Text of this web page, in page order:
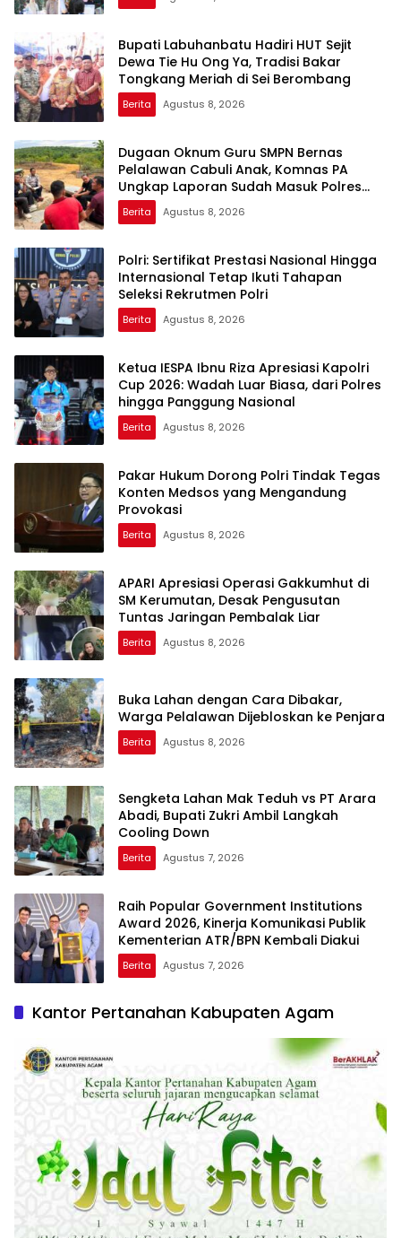
Bupati Labuhanbatu Hadiri HUT Sejit
Dewa Tie Hu Ong Ya, Tradisi Bakar
Tongkang Meriah di Sei Berombang
Berita Agustus 8, 2026
Dugaan Oknum Guru SMPN Bernas
Pelalawan Cabuli Anak, Komnas PA
Ungkap Laporan Sudah Masuk Polres
Sejak Juli
Berita Agustus 8, 2026
Polri: Sertifikat Prestasi Nasional Hingga
Internasional Tetap Ikuti Tahapan
Seleksi Rekrutmen Polri
Berita Agustus 8, 2026
Ketua IESPA Ibnu Riza Apresiasi Kapolri
Cup 2026: Wadah Luar Biasa, dari Polres
hingga Panggung Nasional
Berita Agustus 8, 2026
Pakar Hukum Dorong Polri Tindak Tegas
Konten Medsos yang Mengandung
Provokasi
Berita Agustus 8, 2026
APARI Apresiasi Operasi Gakkumhut di
SM Kerumutan, Desak Pengusutan
Tuntas Jaringan Pembalak Liar
Berita Agustus 8, 2026
Buka Lahan dengan Cara Dibakar,
Warga Pelalawan Dijebloskan ke Penjara
Berita Agustus 8, 2026
Sengketa Lahan Mak Teduh vs PT Arara
Abadi, Bupati Zukri Ambil Langkah
Cooling Down
Berita Agustus 7, 2026
Raih Popular Government Institutions
Award 2026, Kinerja Komunikasi Publik
Kementerian ATR/BPN Kembali Diakui
Berita Agustus 7, 2026
Kantor Pertanahan Kabupaten Agam